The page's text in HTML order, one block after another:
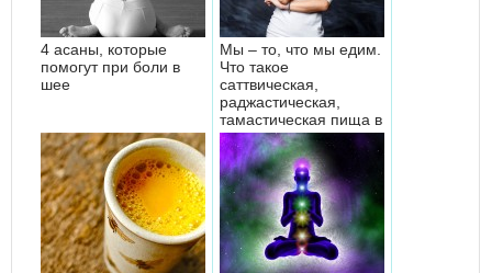
4 асаны, которые
помогут при боли в
шее
Мы – то, что мы едим.
Что такое
саттвическая,
раджастическая,
тамастическая пища в
Аюрведе